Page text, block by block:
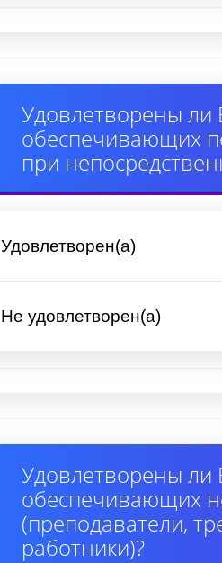
Удовлетворены ли
обеспечивающих
при
Удовлетворен(а)
Не удовлетворен(а)
Удовлетворены ли
обеспечивающих
(преподаватели,
работники)?